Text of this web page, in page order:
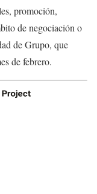
promoción,
de negociación o
de Grupo, que
de febrero.